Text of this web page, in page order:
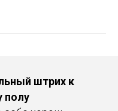
штрих к
полу